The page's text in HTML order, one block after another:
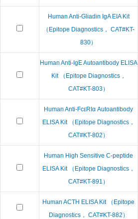
Human Anti-Gliadin IgA EIA Kit
（Epitope Diagnostics， CAT#KT-
830）
Human Anti-IgE Autoantibody ELISA
Kit （Epitope Diagnostics，
CAT#KT-803）
Human Anti-FcεRIα Autoantibody
ELISA Kit （Epitope Diagnostics，
CAT#KT-802）
Human High Sensitive C-peptide
ELISA Kit （Epitope Diagnostics，
CAT#KT-891）
Human ACTH ELISA Kit （Epitope
Diagnostics， CAT#KT-882）